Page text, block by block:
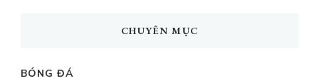
CHUYÊN MỤC
BÓNG ĐÁ